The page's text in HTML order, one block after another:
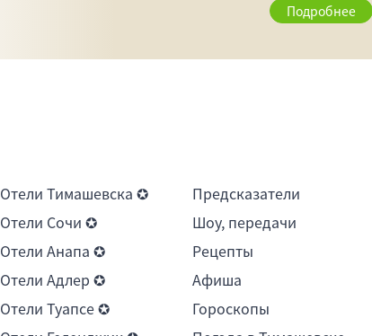
Подробнее
Отели Тимашевска ✪
Отели Сочи ✪
Отели Анапа ✪
Отели Адлер ✪
Отели Туапсе ✪
Предсказатели
Шоу, передачи
Рецепты
Афиша
Гороскопы